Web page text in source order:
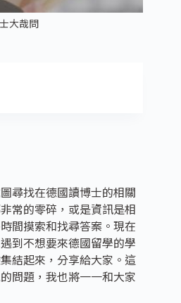
大哉問
尋找在德國讀博士的相關
常的零碎，或是資訊是相
間摸索和找尋答案。現在
到不想要來德國留學的學
結起來，分享給大家。這
問題，我也將一一和大家